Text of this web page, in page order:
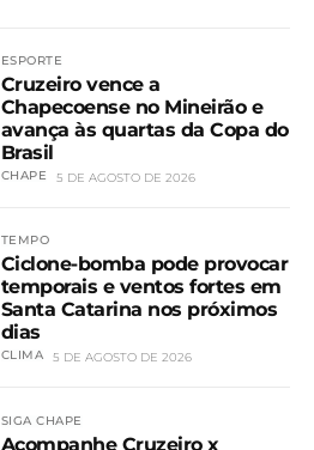
ESPORTE
Cruzeiro vence a
Chapecoense no Mineirão e
avança às quartas da Copa do
Brasil
CHAPE 5 DE AGOSTO DE 2026
TEMPO
Ciclone-bomba pode provocar
temporais e ventos fortes em
Santa Catarina nos próximos
dias
CLIMA 5 DE AGOSTO DE 2026
SIGA CHAPE
Acompanhe Cruzeiro x